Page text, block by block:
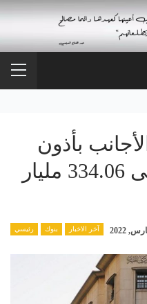
بأذون
الخزانة المصرية إلى 334.06 مليار
آخر الاخبار بنوك رئيسي